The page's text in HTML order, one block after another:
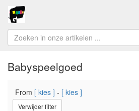
Babyspeelgoed
From [ kies ] - [ kies ]
Verwijder filter